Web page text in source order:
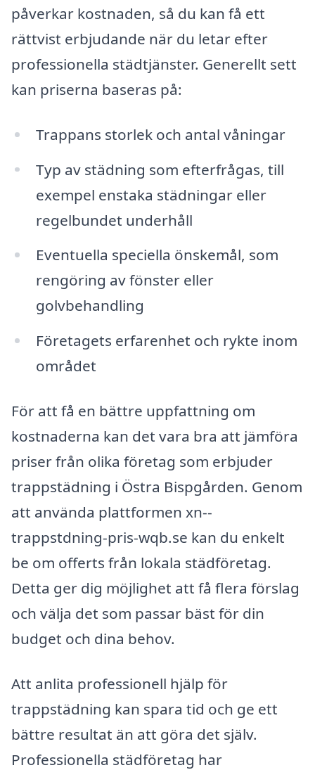
påverkar kostnaden, så du kan få ett
rättvist erbjudande när du letar efter
professionella städtjänster. Generellt sett
kan priserna baseras på:
Trappans storlek och antal våningar
Typ av städning som efterfrågas, till
exempel enstaka städningar eller
regelbundet underhåll
Eventuella speciella önskemål, som
rengöring av fönster eller
golvbehandling
Företagets erfarenhet och rykte inom
området
För att få en bättre uppfattning om
kostnaderna kan det vara bra att jämföra
priser från olika företag som erbjuder
trappstädning i Östra Bispgården. Genom
att använda plattformen xn--
trappstdning-pris-wqb.se kan du enkelt
be om offerts från lokala städföretag.
Detta ger dig möjlighet att få flera förslag
och välja det som passar bäst för din
budget och dina behov.
Att anlita professionell hjälp för
trappstädning kan spara tid och ge ett
bättre resultat än att göra det själv.
Professionella städföretag har